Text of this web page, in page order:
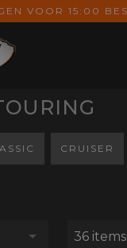
CRUISER
36 items